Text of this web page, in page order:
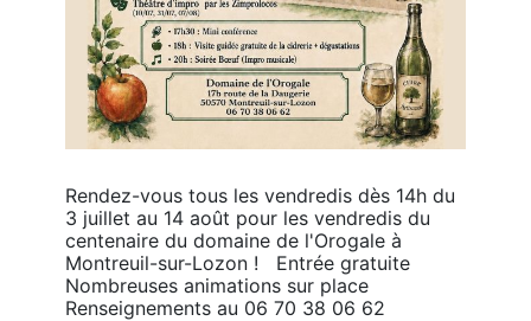
Rendez-vous tous les vendredis dès 14h du
3 juillet au 14 août pour les vendredis du
centenaire du domaine de l'Orogale à
Montreuil-sur-Lozon !   Entrée gratuite
Nombreuses animations sur place
Renseignements au 06 70 38 06 62